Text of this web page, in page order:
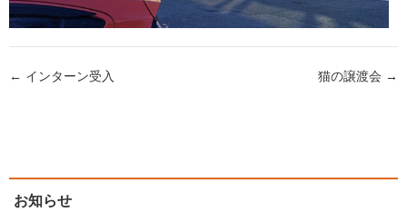
← インターン受入 猫の譲渡会 →
お知らせ